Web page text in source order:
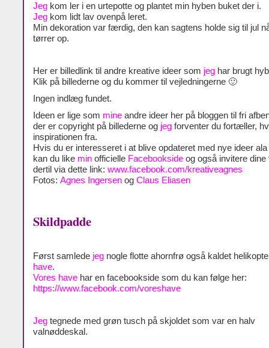
Jeg kom ler i en urtepotte og plantet min hyben buket der i.
Jeg kom lidt lav ovenpå leret.
Min dekoration var færdig, den kan sagtens holde sig til jul
tørrer op.
Her er billedlink til andre kreative ideer som jeg har brugt
Klik på billederne og du kommer til vejledningerne 🙂
Ingen indlæg fundet.
Ideen er lige som mine andre ideer her på bloggen til fri
der er copyright på billederne og jeg forventer du fortæller,
inspirationen fra.
Hvis du er interesseret i at blive opdateret med nye ideer
kan du like min officielle Facebookside og også invitere dine
dertil via dette link: www.facebook.com/kreativeagnes
Fotos: Agnes Ingersen og Claus Eliasen
Skildpadde
Først samlede jeg nogle flotte ahornfrø også kaldet
have.
Vores have har en facebookside som du kan følge her:
https://www.facebook.com/voreshave
Jeg tegnede med grøn tusch på skjoldet som var en halv
valnøddeskal.